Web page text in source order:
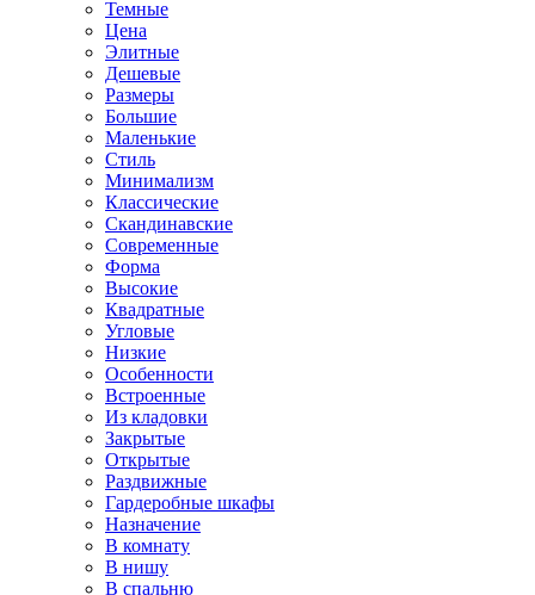
Темные
Цена
Элитные
Дешевые
Размеры
Большие
Маленькие
Стиль
Минимализм
Классические
Скандинавские
Современные
Форма
Высокие
Квадратные
Угловые
Низкие
Особенности
Встроенные
Из кладовки
Закрытые
Открытые
Раздвижные
Гардеробные шкафы
Назначение
В комнату
В нишу
В спальню